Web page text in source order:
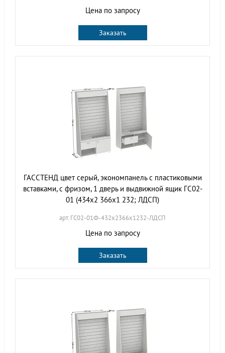
Цена по запросу
Заказать
ГАССТЕНД цвет серый, экономпанель с пластиковыми
вставками, с фризом, 1 дверь и выдвижной ящик ГС02-
01 (434х2 366х1 232; ЛДСП)
арт. ГС02-01Ф-432х2366х1232-ЛДСП
Цена по запросу
Заказать